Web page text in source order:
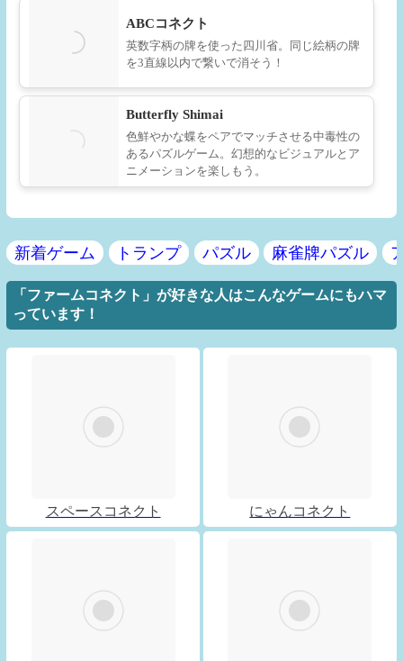
ABCコネクト
英数字柄の牌を使った四川省。同じ絵柄の牌
を3直線以内で繋いで消そう！
Butterfly Shimai
色鮮やかな蝶をペアでマッチさせる中毒性の
あるパズルゲーム。幻想的なビジュアルとア
ニメーションを楽しもう。
新着ゲーム トランプ パズル 麻雀牌パズル
「ファームコネクト」が好きな人はこんなゲームにもハマ
っています！
スペースコネクト にゃんコネクト